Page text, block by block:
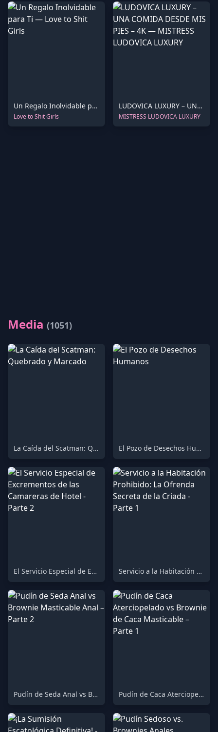
Un Regalo Inolvidable para Ti
Love to Shit Girls
LUDOVICA LUXURY – UNA COMIDA DESDE MIS PIES – 4K
MISTRESS LUDOVICA LUXURY
Media (1051)
La Caída del Scatman: Quebrado y Marcado El Pozo de Desechos Humanos
El Servicio Especial de Excrementos de las Camareras de Hotel - Parte 2 Servicio a la Habitación Prohibido: La Ofrenda Secreta de la Criada - Parte 1
Pudín de Seda Anal vs Brownie Masticable Anal – Parte 2 Pudín de Caca Aterciopelado vs Brownie de Caca Masticable – Parte 1